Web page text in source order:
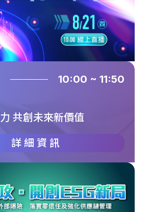
10:00 ~ 11:50
共創未來新價值
詳細資訊